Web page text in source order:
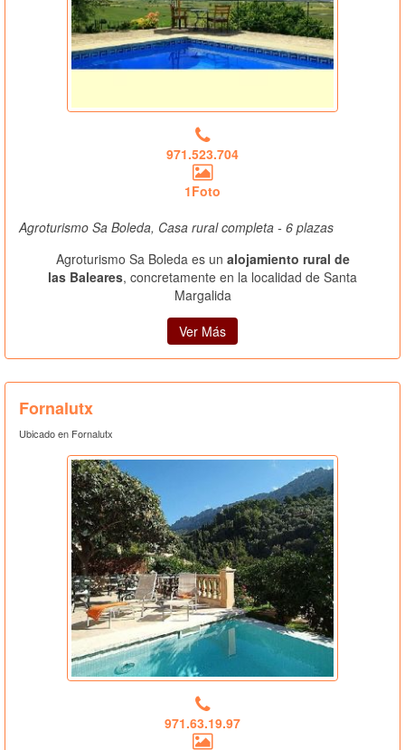
971.523.704
1Foto
Agroturismo Sa Boleda, Casa rural completa - 6 plazas
Agroturismo Sa Boleda es un alojamiento rural de
las Baleares, concretamente en la localidad de Santa
Margalida
Ver Más
Fornalutx
Ubicado en Fornalutx
971.63.19.97